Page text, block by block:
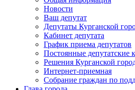
Новости
Ваш депутат
Депутаты Курганской
Кабинет депутата
График приема депутатов
Постоянные депутатские
Решения Курганской
Интернет-приемная
Собрание граждан по